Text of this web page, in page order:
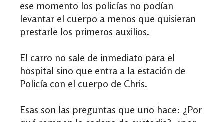
ese momento los policías no podían
levantar el cuerpo a menos que quisieran
prestarle los primeros auxilios.
El carro no sale de inmediato para el
hospital sino que entra a la estación de
Policía con el cuerpo de Chris.
Esas son las preguntas que uno hace: ¿Por